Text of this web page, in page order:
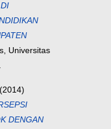
Universitas
DENGAN